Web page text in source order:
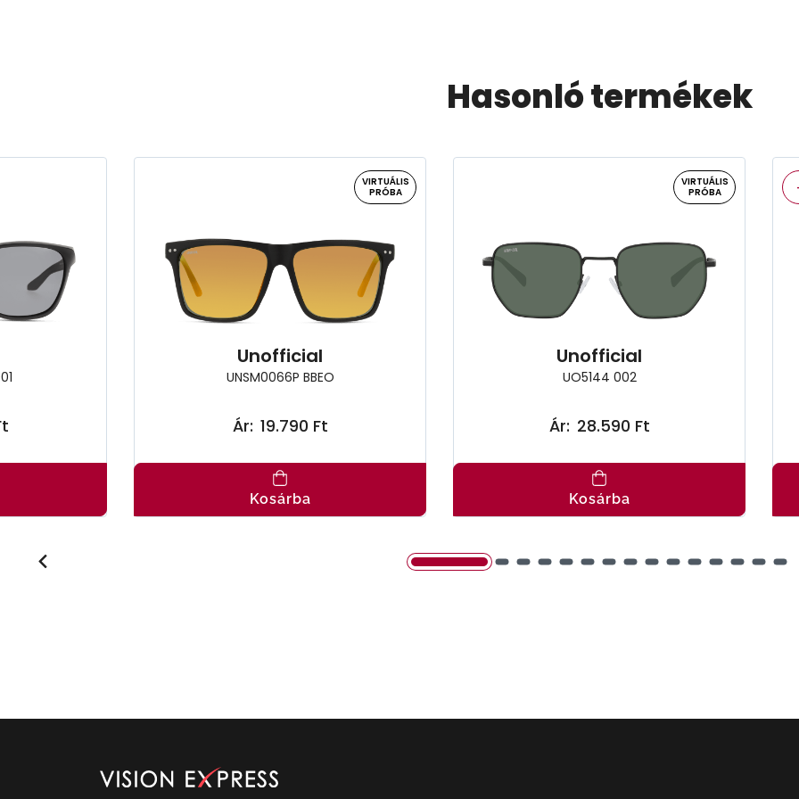
Hasonló termékek
VIRTUÁLIS
PRÓBA
Unofficial
UNSM0066P BBEO
Ár: 19.790 Ft
Kosárba
VIRTUÁLIS
PRÓBA
Unofficial
UO5144 002
Ár: 28.590 Ft
Kosárba